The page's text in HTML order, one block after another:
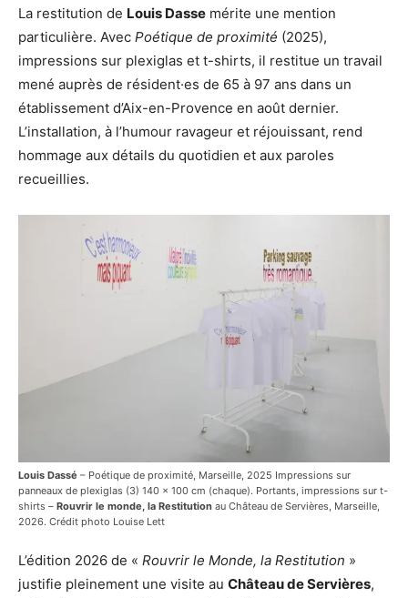
La restitution de Louis Dasse mérite une mention
particulière. Avec Poétique de proximité (2025),
impressions sur plexiglas et t-shirts, il restitue un travail
mené auprès de résident·es de 65 à 97 ans dans un
établissement d’Aix-en-Provence en août dernier.
L’installation, à l’humour ravageur et réjouissant, rend
hommage aux détails du quotidien et aux paroles
recueillies.
Louis Dassé – Poétique de proximité, Marseille, 2025 Impressions sur
panneaux de plexiglas (3) 140 x 100 cm (chaque). Portants, impressions sur t-
shirts – Rouvrir le monde, la Restitution au Château de Servières, Marseille,
2026. Crédit photo Louise Lett
L’édition 2026 de « Rouvrir le Monde, la Restitution »
justifie pleinement une visite au Château de Servières,